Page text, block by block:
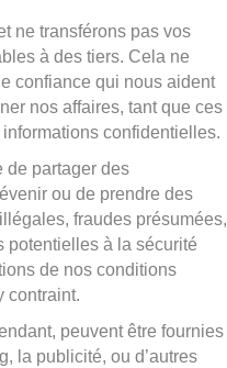
ne transférons pas vos
à des tiers. Cela ne
confiance qui nous aident
nos affaires, tant que ces
confidentielles.
de partager des
ou de prendre des
fraudes présumées,
potentielles à la sécurité
de nos conditions
contraint.
peuvent être fournies
la publicité, ou d’autres